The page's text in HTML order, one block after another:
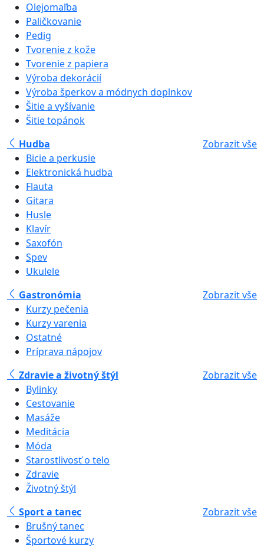
Olejomaľba
Paličkovanie
Pedig
Tvorenie z kože
Tvorenie z papiera
Výroba dekorácií
Výroba šperkov a módnych doplnkov
Šitie a vyšívanie
Šitie topánok
Hudba
Zobrazit vše
Bicie a perkusie
Elektronická hudba
Flauta
Gitara
Husle
Klavír
Saxofón
Spev
Ukulele
Gastronómia
Zobrazit vše
Kurzy pečenia
Kurzy varenia
Ostatné
Príprava nápojov
Zdravie a životný štýl
Zobrazit vše
Bylinky
Cestovanie
Masáže
Meditácia
Móda
Starostlivosť o telo
Zdravie
Životný štýl
Sport a tanec
Zobrazit vše
Brušný tanec
Športové kurzy